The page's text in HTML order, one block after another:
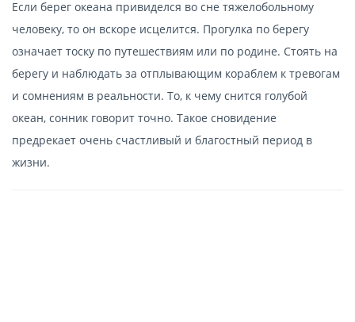
Если берег океана привиделся во сне тяжелобольному
человеку, то он вскоре исцелится. Прогулка по берегу
означает тоску по путешествиям или по родине. Стоять на
берегу и наблюдать за отплывающим кораблем к тревогам
и сомнениям в реальности. То, к чему снится голубой
океан, сонник говорит точно. Такое сновидение
предрекает очень счастливый и благостный период в
жизни.